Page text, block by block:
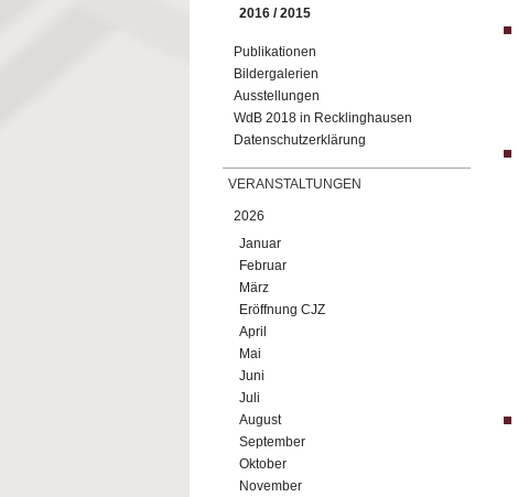
2016 / 2015
Publikationen
Bildergalerien
Ausstellungen
WdB 2018 in Recklinghausen
Datenschutzerklärung
VERANSTALTUNGEN
2026
Januar
Februar
März
Eröffnung CJZ
April
Mai
Juni
Juli
August
September
Oktober
November